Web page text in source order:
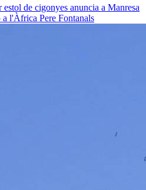
estol de cigonyes anuncia a Manresa
a l'Àfrica Pere Fontanals